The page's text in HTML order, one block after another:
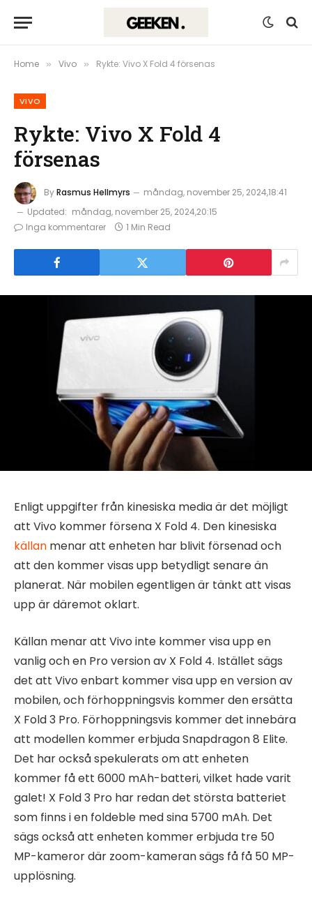
Home » Vivo » Rykte: Vivo X Fold 4 försenas
VIVO
Rykte: Vivo X Fold 4
försenas
ByRasmus Hellmyrs
måndag, november 25, 2024,18:41
Updated: måndag, november 25, 2024,20:15
Inga kommentarer
1 Min Read
Enligt uppgifter från kinesiska media är det möjligt
att Vivo kommer försena X Fold 4. Den kinesiska
källan menar att enheten har blivit försenad och
att den kommer visas upp betydligt senare än
planerat. När mobilen egentligen är tänkt att visas
upp är däremot oklart.
Källan menar att Vivo inte kommer visa upp en
vanlig och en Pro version av X Fold 4. Istället sägs
det att Vivo enbart kommer visa upp en version av
mobilen, och förhoppningsvis kommer den ersätta
X Fold 3 Pro. Förhoppningsvis kommer det innebära
att modellen kommer erbjuda Snapdragon 8 Elite.
Det har också spekulerats om att enheten
kommer få ett 6000 mAh-batteri, vilket hade varit
galet! X Fold 3 Pro har redan det största batteriet
som finns i en foldeble med sina 5700 mAh. Det
sägs också att enheten kommer erbjuda tre 50
MP-kameror där zoom-kameran sägs få få 50 MP-
upplösning.